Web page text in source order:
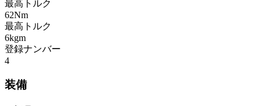
最高トルク
62Nm
最高トルク
6kgm
登録ナンバー
4
装備